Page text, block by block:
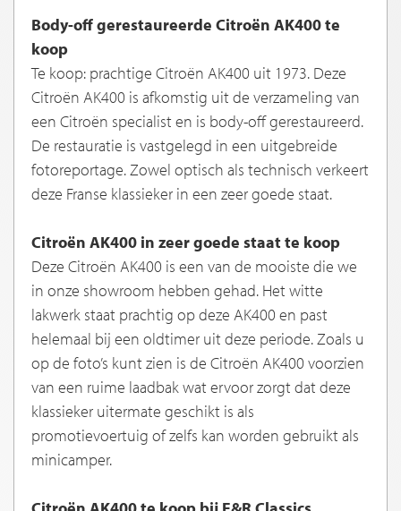
Body-off gerestaureerde Citroën AK400 te
koop
Te koop: prachtige Citroën AK400 uit 1973. Deze
Citroën AK400 is afkomstig uit de verzameling van
een Citroën specialist en is body-off gerestaureerd.
De restauratie is vastgelegd in een uitgebreide
fotoreportage. Zowel optisch als technisch verkeert
deze Franse klassieker in een zeer goede staat.
Citroën AK400 in zeer goede staat te koop
Deze Citroën AK400 is een van de mooiste die we
in onze showroom hebben gehad. Het witte
lakwerk staat prachtig op deze AK400 en past
helemaal bij een oldtimer uit deze periode. Zoals u
op de foto’s kunt zien is de Citroën AK400 voorzien
van een ruime laadbak wat ervoor zorgt dat deze
klassieker uitermate geschikt is als
promotievoertuig of zelfs kan worden gebruikt als
minicamper.